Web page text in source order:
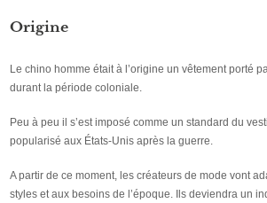
Origine
Le chino homme était à l’origine un vêtement porté
durant la période coloniale.
Peu à peu il s’est imposé comme un standard du
popularisé aux États-Unis après la guerre.
A partir de ce moment, les créateurs de mode vont
styles et aux besoins de l’époque. Ils deviendra un